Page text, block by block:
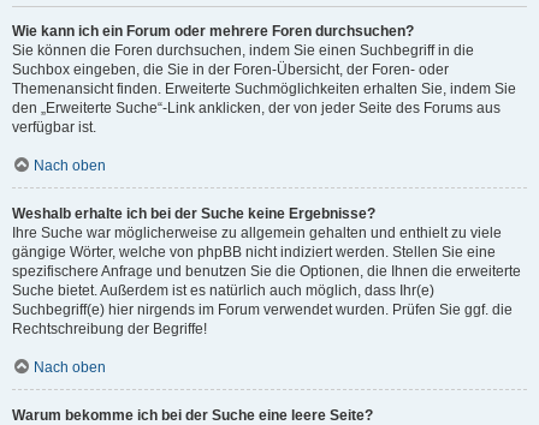
Wie kann ich ein Forum oder mehrere Foren durchsuchen?
Sie können die Foren durchsuchen, indem Sie einen Suchbegriff in die
Suchbox eingeben, die Sie in der Foren-Übersicht, der Foren- oder
Themenansicht finden. Erweiterte Suchmöglichkeiten erhalten Sie, indem Sie
den „Erweiterte Suche“-Link anklicken, der von jeder Seite des Forums aus
verfügbar ist.
Nach oben
Weshalb erhalte ich bei der Suche keine Ergebnisse?
Ihre Suche war möglicherweise zu allgemein gehalten und enthielt zu viele
gängige Wörter, welche von phpBB nicht indiziert werden. Stellen Sie eine
spezifischere Anfrage und benutzen Sie die Optionen, die Ihnen die erweiterte
Suche bietet. Außerdem ist es natürlich auch möglich, dass Ihr(e)
Suchbegriff(e) hier nirgends im Forum verwendet wurden. Prüfen Sie ggf. die
Rechtschreibung der Begriffe!
Nach oben
Warum bekomme ich bei der Suche eine leere Seite?